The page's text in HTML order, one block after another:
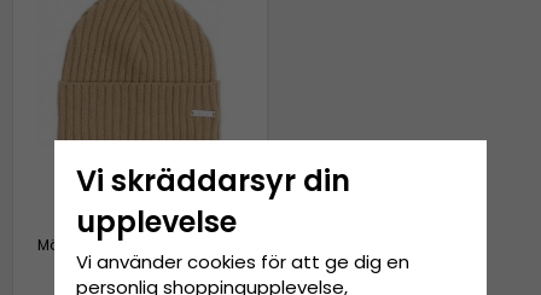
Mössor - Sätila Junior Avan
Recycled Wool Beanie
(beige)
Vi skräddarsyr din
upplevelse
Vi använder cookies för att ge dig en
personlig shoppingupplevelse,